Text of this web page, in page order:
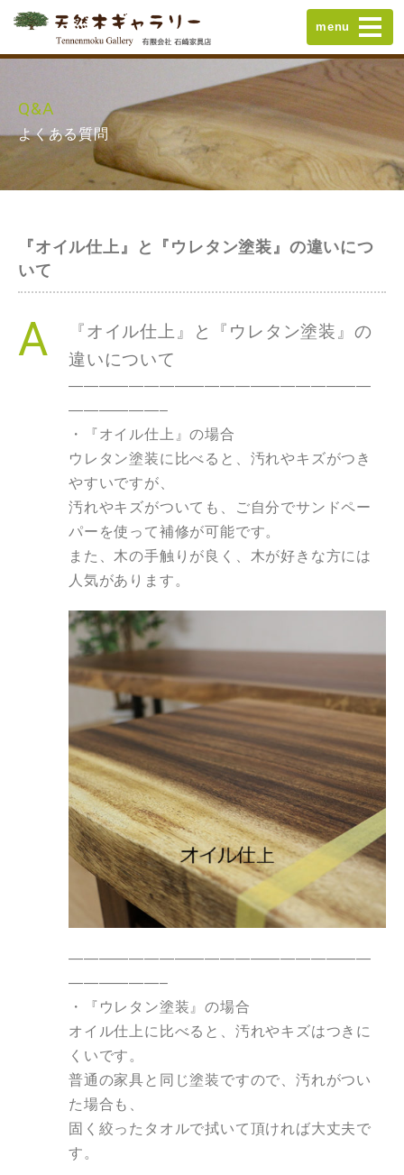
menu
Q&A
よくある質問
『オイル仕上』と『ウレタン塗装』の違いにつ
いて
『オイル仕上 』 と 『 ウレタン塗装 』の
違いについて
————————————————————
——————–
・『 オイル仕上 』の場合
ウレタン塗装に比べる と
、汚れやキズがつき
やすいですが、
汚れやキズがついても、ご自分でサンドペー
パーを使って補修が可能です。
また、木の手触りが良く、木が好きな方には
人気があります。
————————————————————
——————–
・『 ウレタン塗装 』の場合
オイル仕上 に比べる と
、汚れやキズはつきに
くいです。
普通の家具 と 同じ塗装ですので、汚れがつい
た場合も、
固く絞ったタオルで拭いて頂ければ大丈夫で
す。